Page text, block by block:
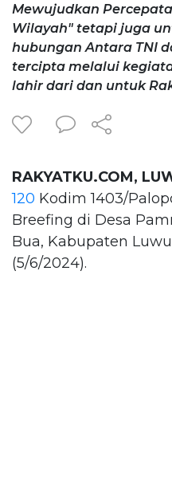
Mewujudkan
Wilayah" tetapi juga
hubungan Antara TNI
tercipta melalui
lahir dari dan untuk
RAKYATKU.COM,
120 Kodim 1403/
Breefing di Desa
Bua, Kabupaten
(5/6/2024).